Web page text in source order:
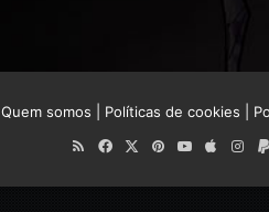
Quem somos Políticas de cookies
RSSFacebook
X PinterestYouTube
Apple